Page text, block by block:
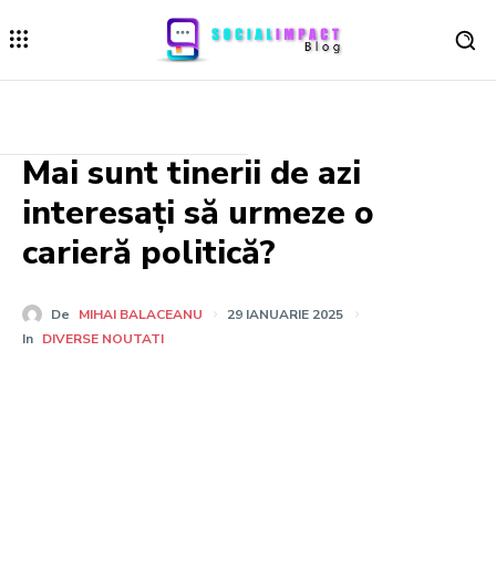
Mai sunt tinerii de azi
interesați să urmeze o
carieră politică?
De MIHAI BALACEANU
29 IANUARIE 2025
In DIVERSE NOUTATI